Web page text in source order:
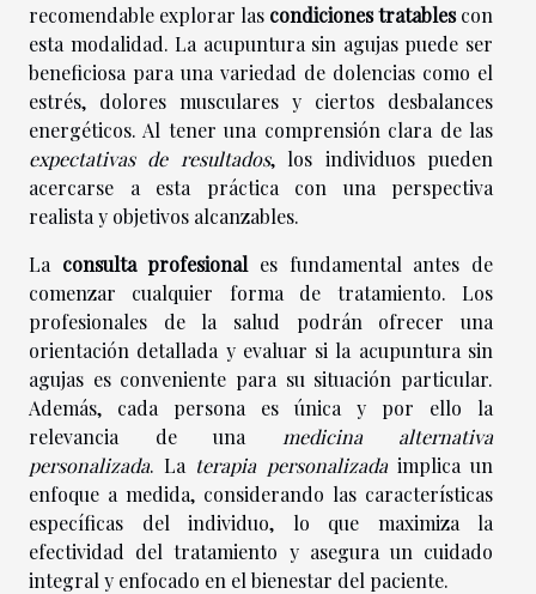
recomendable explorar las condiciones tratablescon
esta modalidad. La acupuntura sin agujas puede ser
beneficiosa para una variedad de dolencias como el
estrés, dolores musculares y ciertos desbalances
energéticos. Al tener una comprensión clara de las
expectativas de resultados, los individuos pueden
acercarse a esta práctica con una perspectiva
realista y objetivos alcanzables.
La consulta profesional es fundamental antes de
comenzar cualquier forma de tratamiento. Los
profesionales de la salud podrán ofrecer una
orientación detallada y evaluar si la acupuntura sin
agujas es conveniente para su situación particular.
Además, cada persona es única y por ello la
relevancia de una
medicina alternativa
personalizada. La terapia personalizadaimplica un
enfoque a medida, considerando las características
específicas del individuo, lo que maximiza la
efectividad del tratamiento y asegura un cuidado
integral y enfocado en el bienestar del paciente.